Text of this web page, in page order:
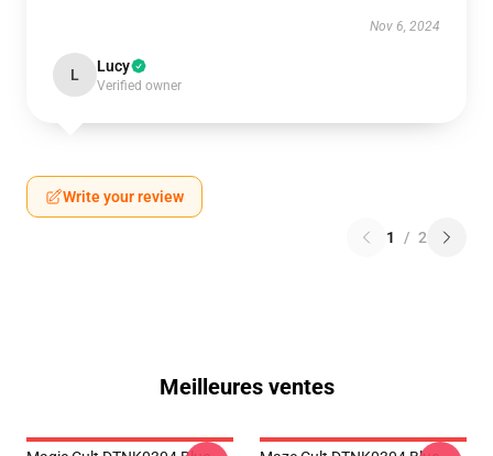
Nov 6, 2024
L Lucy
Verified owner
Write your review
1 / 2
Meilleures ventes